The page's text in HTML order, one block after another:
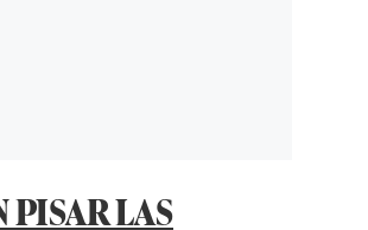
PISAR LAS